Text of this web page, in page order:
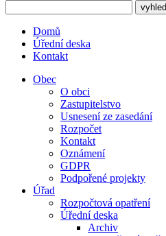
Domů
Úřední deska
Kontakt
Obec
O obci
Zastupitelstvo
Usnesení ze zasedání
Rozpočet
Kontakt
Oznámení
GDPR
Podpořené projekty
Úřad
Rozpočtová opatření
Úřední deska
Archiv